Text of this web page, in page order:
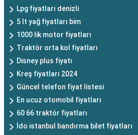
Lpg fiyatları denizli
5 lt yağ fiyatları bim
1000 lik motor fiyatları
Traktör orta kol fiyatları
Disney plus fiyatı
Kreş fiyatları 2024
Güncel telefon fiyat listesi
En ucuz otomobil fiyatları
60 66 traktör fiyatları
İdo istanbul bandırma bilet fiyatları